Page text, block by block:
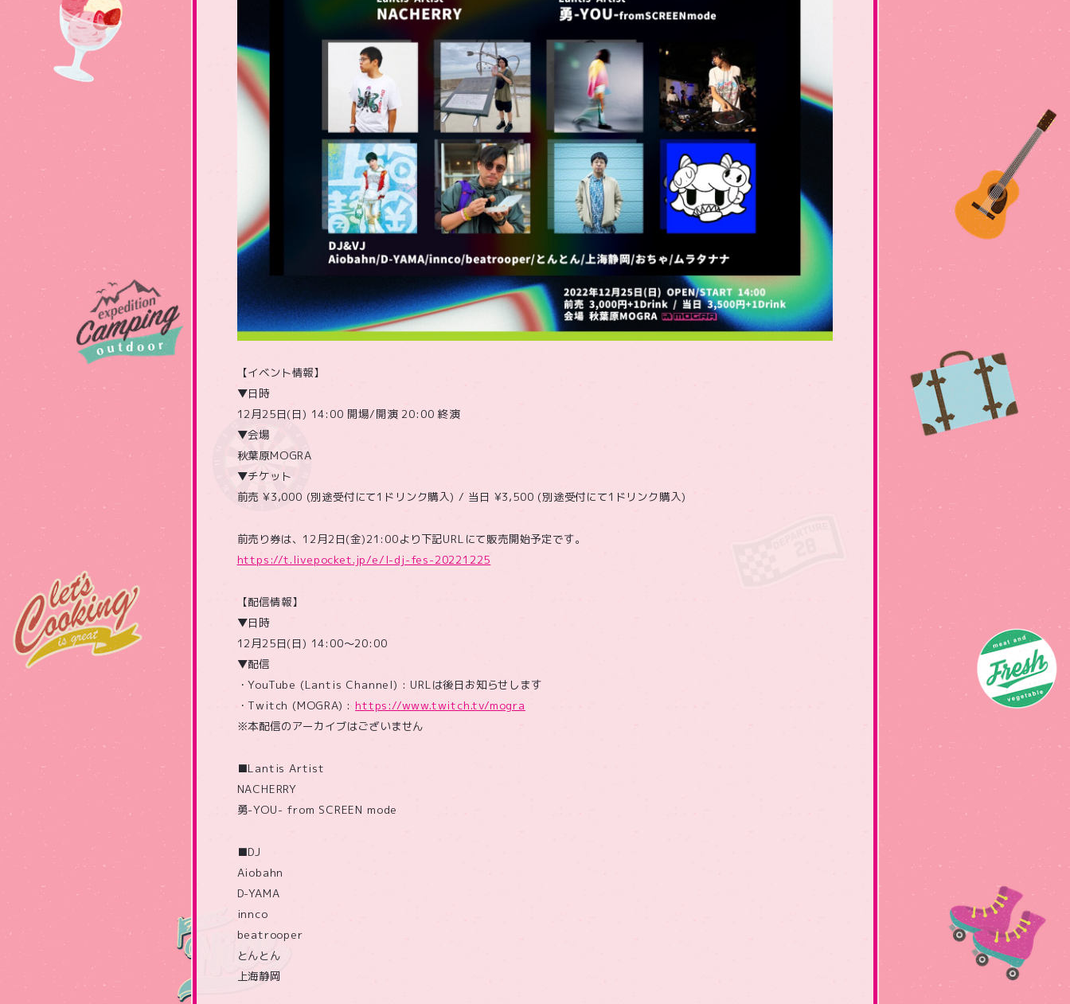
【イベント情報】
▼日時
12月25日(日) 14:00 開場/開演 20:00 終演
▼会場
秋葉原MOGRA
▼チケット
前売 ¥3,000 (別途受付にて1ドリンク購入) / 当日 ¥3,500 (別途受付にて1ドリンク購入)
前売り券は、12月2日(金)21:00より下記URLにて販売開始予定です。
https://t.livepocket.jp/e/l-dj-fes-20221225
【配信情報】
▼日時
12月25日(日) 14:00～20:00
▼配信
・YouTube (Lantis Channel) : URLは後日お知らせします
・Twitch (MOGRA) : https://www.twitch.tv/mogra
※本配信のアーカイブはございません
■Lantis Artist
NACHERRY
勇-YOU- from SCREEN mode
■DJ
Aiobahn
D-YAMA
innco
beatrooper
とんとん
上海静岡